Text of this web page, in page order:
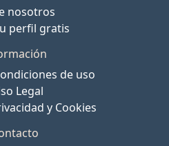
nosotros
perfil gratis
de uso
Legal
y Cookies